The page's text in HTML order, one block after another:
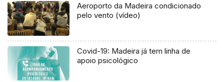
Aeroporto da Madeira condicionado
pelo vento (vídeo)
Covid-19: Madeira já tem linha de
apoio psicológico